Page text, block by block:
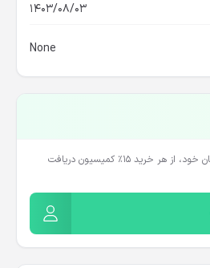
1403/08/03
None
با معرفی این محصول به دوستان خود، از هر خرید ۱۵٪ کمیسیون دریافت